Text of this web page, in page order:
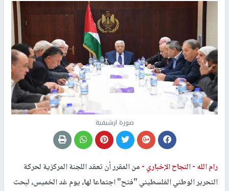
صورة ارشيفية
رام الله -النجاح الإخباري -من المقرر أن تعقد اللجنة المركزية لحركة
التحرير الوطني الفلسطيني "فتح" اجتماعا لها، يوم غد الخميس، لبحث